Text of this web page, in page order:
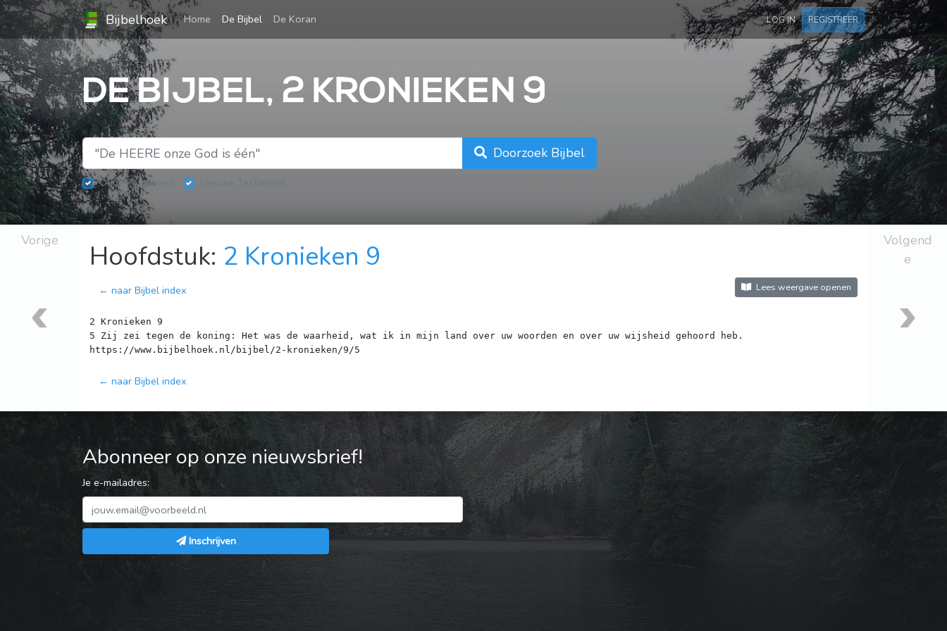
Bijbelhoek Home (current)
De Bijbel De Koran LOG IN REGISTREER
DE BIJBEL, 2 KRONIEKEN 9
Doorzoek Bijbel
Oude Testament
Vorige Hoofdstuk: 2 Kronieken 9
← naar Bijbel index Lees weergave openen
2 Kronieken 9
5 Zij zei tegen de koning: Het was de waarheid, wat ik in mijn land over uw woorden en over uw wijsheid gehoord heb.
← naar Bijbel index
Volgend
e
Abonneer op onze nieuwsbrief!
Je e-mailadres:
Inschrijven